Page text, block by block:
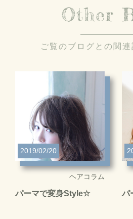
Other
ご覧のブログとの関
2019/02/20
ヘアコラム
パーマで変身Style☆ パ